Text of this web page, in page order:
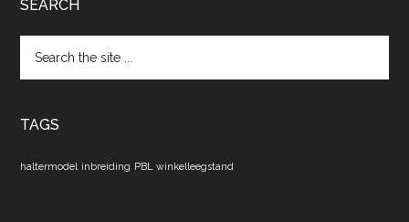
SEARCH
the
TAGS
haltermodel inbreiding PBL winkelleegstand